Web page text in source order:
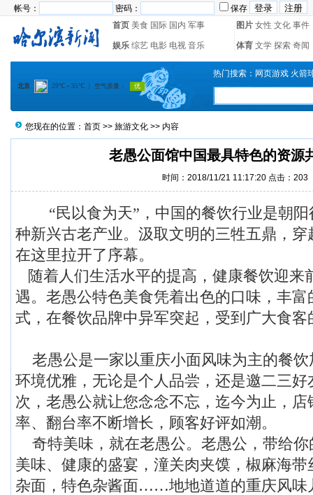
帐号： 密码：
保存
首页 美食 国际 国内 军事 图片 女性 文化 事件
娱乐 综艺 电影 电视 音乐 体育 文学 探索 奇闻
热门搜索： 网页游戏 火箭
您现在的位置： 首页 >> 旅游文化 >> 内容
老愚公面馆中国最具特色的资源
时间：2018/11/21 11:17:20 点击： 203
“民以食为天”，中国的餐饮行业是朝阳
种新兴古老产业。汲取文明的三牲五鼎，
在这里拉开了序幕。
随着人们生活水平的提高，健康餐饮迎来
遇。老愚公特色美食凭着出色的口味，丰
式，在餐饮品牌中异军突起，受到广大食客
老愚公是一家以重庆小面风味为主的餐饮
环境优雅，无论是个人品尝，还是邀二三
次，老愚公就让您念念不忘，迄今为止，
率、翻台率不断增长，顾客好评如潮。
奇特美味，就在老愚公。老愚公，带给你
美味、健康的盛宴，潼关肉夹馍，椒麻海
杂面，特色杂酱面……地地道道的重庆风味